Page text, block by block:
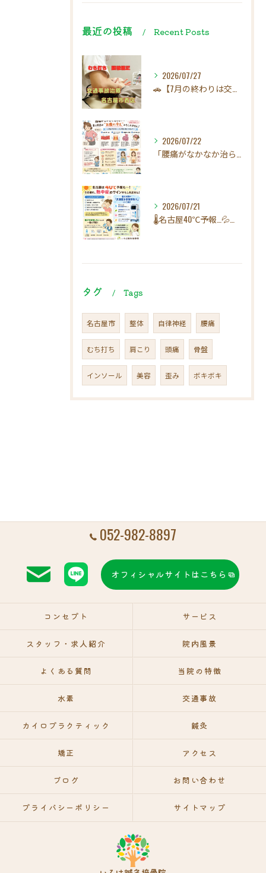
最近の投稿 Recent Posts
2026/07/27
2026/07/22
2026/07/21
タグ Tags
名古屋市 整体 自律神経 腰痛
むち打ち 肩こり 頭痛 骨盤
インソール 美容 歪み ボキボキ
052-982-8897
オフィシャルサイトはこちら
コンセプト サービス
スタッフ・求人紹介 院内風景
よくある質問 当院の特徴
水素 交通事故
カイロプラクティック 鍼灸
矯正 アクセス
ブログ お問い合わせ
プライバシーポリシー サイトマップ